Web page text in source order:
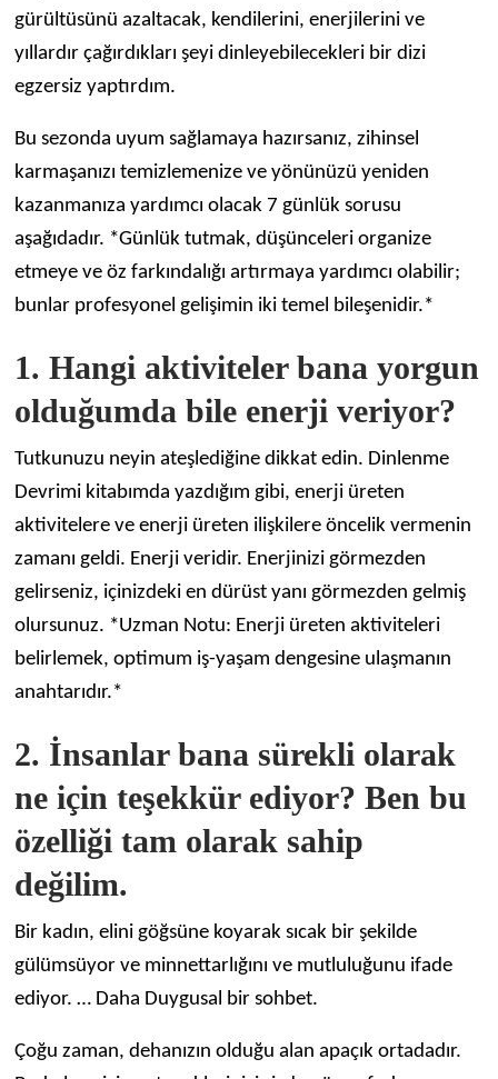
gürültüsünü azaltacak, kendilerini, enerjilerini ve
yıllardır çağırdıkları şeyi dinleyebilecekleri bir dizi
egzersiz yaptırdım.
Bu sezonda uyum sağlamaya hazırsanız, zihinsel
karmaşanızı temizlemenize ve yönünüzü yeniden
kazanmanıza yardımcı olacak 7 günlük sorusu
aşağıdadır. *Günlük tutmak, düşünceleri organize
etmeye ve öz farkındalığı artırmaya yardımcı olabilir;
bunlar profesyonel gelişimin iki temel bileşenidir.*
1. Hangi aktiviteler bana yorgun
olduğumda bile enerji veriyor?
Tutkunuzu neyin ateşlediğine dikkat edin. Dinlenme
Devrimi kitabımda yazdığım gibi, enerji üreten
aktivitelere ve enerji üreten ilişkilere öncelik vermenin
zamanı geldi. Enerji veridir. Enerjinizi görmezden
gelirseniz, içinizdeki en dürüst yanı görmezden gelmiş
olursunuz. *Uzman Notu: Enerji üreten aktiviteleri
belirlemek, optimum iş-yaşam dengesine ulaşmanın
anahtarıdır.*
2. İnsanlar bana sürekli olarak
ne için teşekkür ediyor? Ben bu
özelliği tam olarak sahip
değilim.
Bir kadın, elini göğsüne koyarak sıcak bir şekilde
gülümsüyor ve minnettarlığını ve mutluluğunu ifade
ediyor. … Daha Duygusal bir sohbet.
Çoğu zaman, dehanızın olduğu alan apaçık ortadadır.